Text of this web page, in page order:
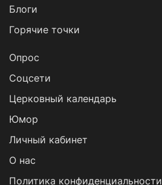
Блоги
Горячие точки
Опрос
Cоцсети
Церковный календарь
Юмор
Личный кабинет
О нас
Политика конфиденциальности